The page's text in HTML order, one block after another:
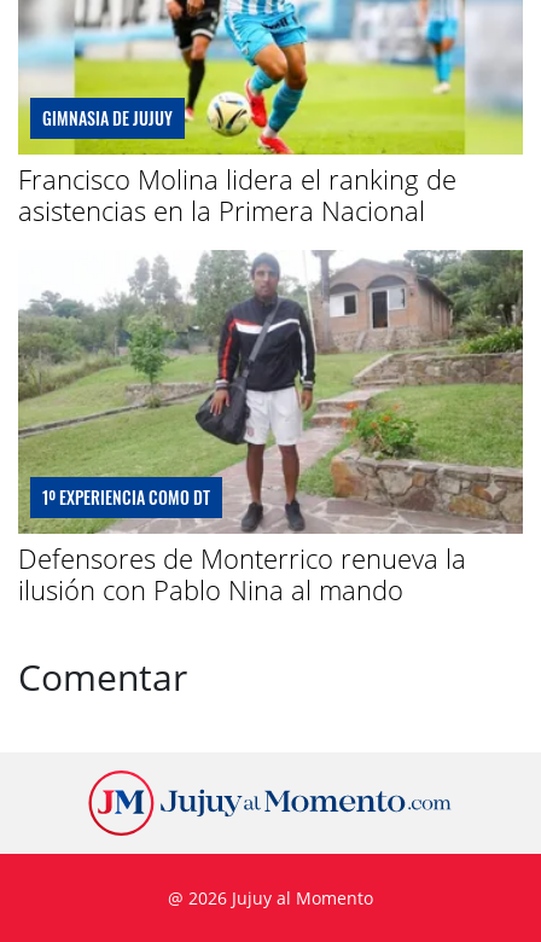
GIMNASIA DE JUJUY
Francisco Molina lidera el ranking de
asistencias en la Primera Nacional
1º EXPERIENCIA COMO DT
Defensores de Monterrico renueva la
ilusión con Pablo Nina al mando
Comentar
@ 2026 Jujuy al Momento